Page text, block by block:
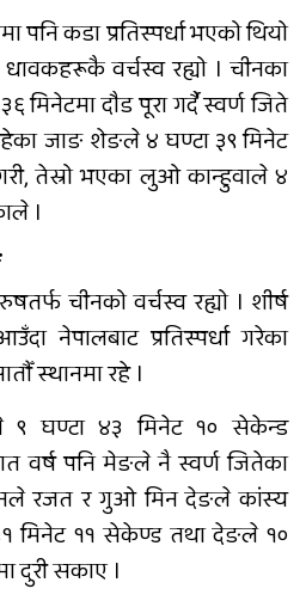
कडा प्रतिस्पर्धा भएको थियो
वर्चस्व रह्यो । चीनका
मिनेटमा दौड पूरा गर्दै स्वर्ण जिते
जाङ शेङले ४ घण्टा ३९ मिनेट
तेस्रो भएका लुओ कान्हुवाले ४
।
चीनको वर्चस्व रह्यो । शीर्ष
नेपालबाट प्रतिस्पर्धा गरेका
स्थानमा रहे ।
घण्टा ४३ मिनेट १० सेकेन्ड
वर्ष पनि मेङले नै स्वर्ण जितेका
रजत र गुओ मिन देङले कांस्य
मिनेट ११ सेकेण्ड तथा देङले १०
दुरी सकाए ।